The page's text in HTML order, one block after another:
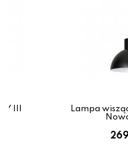
III
Lampa